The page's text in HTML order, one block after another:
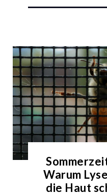
Warum
die Haut